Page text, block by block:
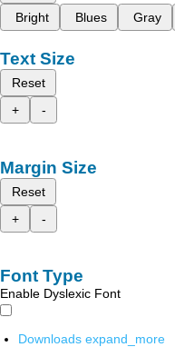
Bright
Blues Gray
Text Size
Reset
+
-
Margin Size
Reset
+
-
Font Type
Enable Dyslexic Font
Downloads expand_more